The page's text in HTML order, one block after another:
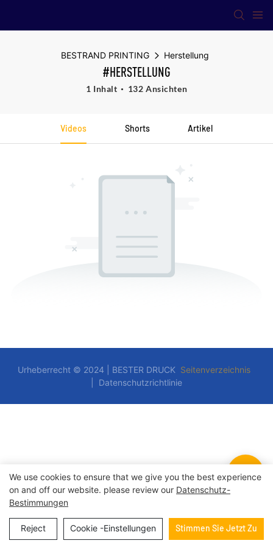
BESTRAND PRINTING Herstellung
#HERSTELLUNG
1 Inhalt 132 Ansichten
Videos Shorts Artikel
Urheberrecht © 2024 | BESTER DRUCK Seitenverzeichnis
Datenschutzrichtlinie
We use cookies to ensure that we give you the best experience
on and off our website. please review our Datenschutz-
Bestimmungen
Reject Cookie -Einstellungen Stimmen Sie Jetzt Zu